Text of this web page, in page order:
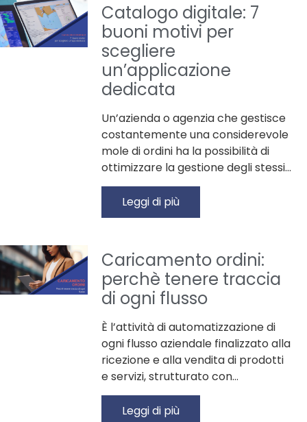
Catalogo digitale: 7
buoni motivi per
scegliere
un’applicazione
dedicata
Un’azienda o agenzia che gestisce
costantemente una considerevole
mole di ordini ha la possibilità di
ottimizzare la gestione degli stessi…
Leggi di più
Caricamento ordini:
perchè tenere traccia
di ogni flusso
È l’attività di automatizzazione di
ogni flusso aziendale finalizzato alla
ricezione e alla vendita di prodotti
e servizi, strutturato con…
Leggi di più